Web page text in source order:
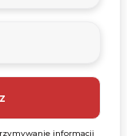
informacji